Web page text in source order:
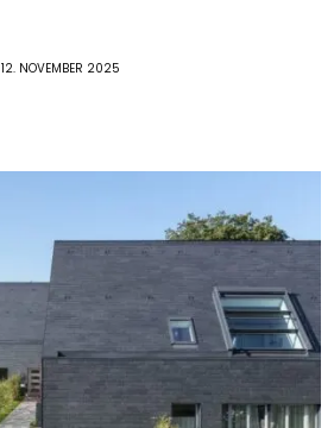
12. NOVEMBER 2025